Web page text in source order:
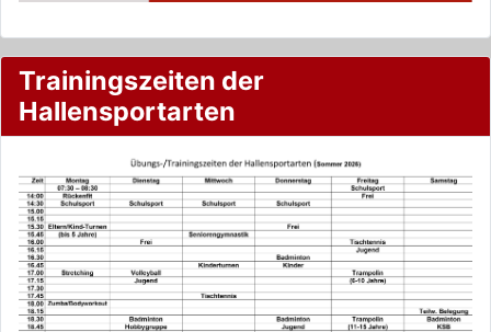
Trainingszeiten der
Hallensportarten